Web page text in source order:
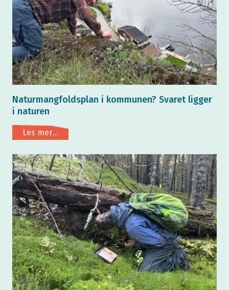
Naturmangfoldsplan i kommunen? Svaret ligger
i naturen
Les mer...